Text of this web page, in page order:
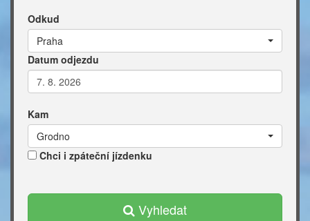
Odkud
Praha
Datum odjezdu
Kam
Grodno
Chci i zpáteční jízdenku
Vyhledat